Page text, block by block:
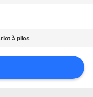
à piles